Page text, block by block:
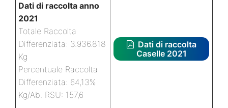
Dati di raccolta anno
2021
Totale Raccolta
Differenziata: 3.936.818
Kg
Percentuale Raccolta
Differenziata: 64,13%
Kg/Ab. RSU: 157,6
Dati di raccolta
Caselle 2021